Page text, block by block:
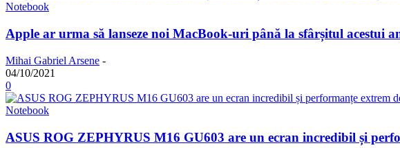
Notebook
Apple ar urma să lanseze noi MacBook-uri până la sfârșitul acestui
Mihai Gabriel Arsene -
04/10/2021
0
Notebook
ASUS ROG ZEPHYRUS M16 GU603 are un ecran incredibil și